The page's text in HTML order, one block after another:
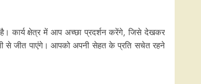
कार्य क्षेत्र में आप अच्छा प्रदर्शन करेंगे, जिसे देखकर
से जीत पाएंगे। आपको अपनी सेहत के प्रति सचेत रहने